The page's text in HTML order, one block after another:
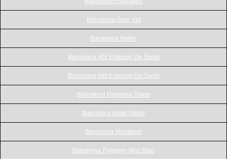
Barcelona Gran Via
Barcelona Hafen
Barcelona Hbf Estacion De Sants
Barcelona Hbf Estacion De Sants
Barcelona Hesperia Tower
Barcelona Hotel Hilton
Barcelona Muntaner
Barcelona Poligono Mas Blau